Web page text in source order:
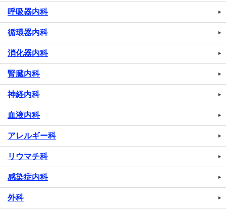
呼吸器内科
循環器内科
消化器内科
腎臓内科
神経内科
血液内科
アレルギー科
リウマチ科
感染症内科
外科